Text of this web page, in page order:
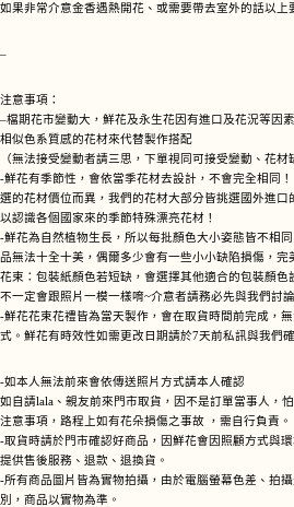
如果非常介意金香遇熱開花、或需要帶去室外的話以上
–
注意事項：
–檔期花市變動大，鮮花及永生花因有進口及花況等因
相似色系質感的花材來代替製作搭配
（無法接受變動者請三思，下單視同可接受變動、花材
-鮮花有季節性，會依當季花材去設計，不會完全相同
選的花材價位而異，我們的花材大部分皆挑選國外進口
以認識各個國家來的季節特殊漂亮花材！
-鮮花為自然植物生長，所以每批顏色大小姿態皆不相
品無法十全十美，偶爾多少會有一些小小缺陷損傷，完
花束：包裝紙顏色若短缺，會選擇其他適合的包裝顏色
不一定會跟照片一模一樣唷~介意者請務必先與我們討論
-鮮花花束花禮皆為當天製作，會在取貨時間前完成，
式。鮮花有時效性如需更改日期請於7天前私訊與我們
-如本人無法前來會依傳送照片方式請本人確認
如自請lala、親友前來門市取貨，因不是訂單當事人，
注意事項，路程上如有花朵損傷之事故 ，需自行負責。
-取貨時請於門市確認好商品，因鮮花會因照顧方式與
提供售後服務、退款、退換貨。
-所有商品圖片皆為實物拍攝，由於電腦螢幕色差、拍
別，商品以實物為準。